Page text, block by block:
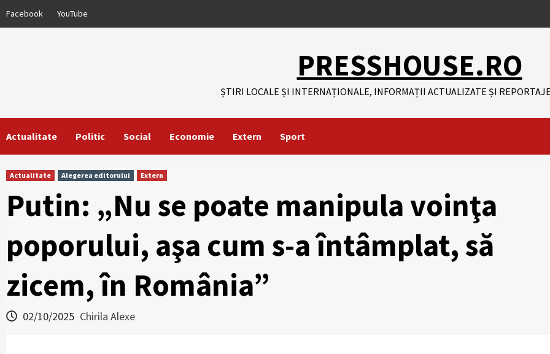
Facebook YouTube
PRESSHOUSE.RO
ȘTIRI LOCALE ȘI INTERNAȚIONALE, INFORMAȚII ACTUALIZATE ȘI
Actualitate Politic Social Economie Extern Sport
Actualitate Alegerea editorului Extern
Putin: „Nu se poate manipula voinţa
poporului, aşa cum s-a întâmplat, să
zicem, în România”
02/10/2025 Chirila Alexe